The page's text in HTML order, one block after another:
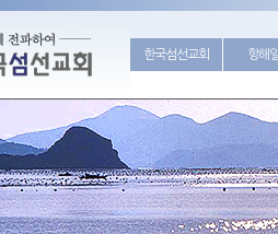
한국섬선교회 항해